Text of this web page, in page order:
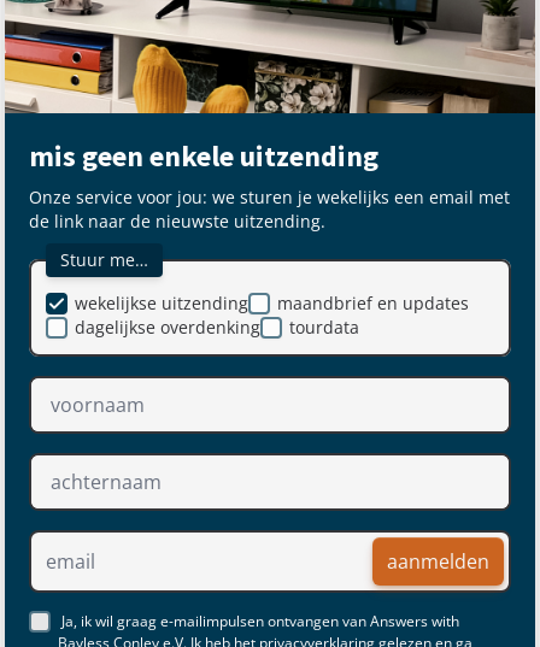
mis geen enkele uitzending
Onze service voor jou: we sturen je wekelijks een email met
de link naar de nieuwste uitzending.
Stuur me…
maandbrief en updates
dagelijkse overdenking
wekelijkse uitzending
tourdata
aanmelden
Ja, ik wil graag e-mailimpulsen ontvangen van Answers with